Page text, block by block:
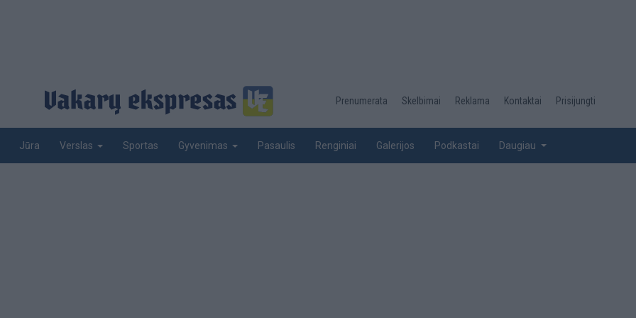
Desktop
top
Prenumerata Skelbimai Reklama Kontaktai Prisijungti
Jūra Verslas Sportas Gyvenimas Pasaulis Renginiai Galerijos Podkastai Daugiau